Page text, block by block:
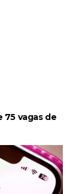
75 vagas de